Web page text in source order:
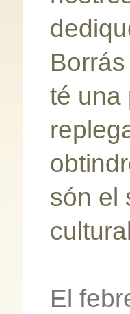
té una
són el
El